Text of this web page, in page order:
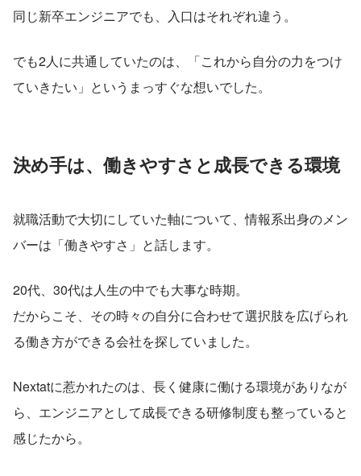
同じ新卒エンジニアでも、入口はそれぞれ違う。
でも2人に共通していたのは、「これから自分の力をつけ
ていきたい」というまっすぐな想いでした。
決め手は、働きやすさと成長できる環境
就職活動で大切にしていた軸について、情報系出身のメン
バーは「働きやすさ」と話します。
20代、30代は人生の中でも大事な時期。
だからこそ、その時々の自分に合わせて選択肢を広げられ
る働き方ができる会社を探していました。
Nextatに惹かれたのは、長く健康に働ける環境がありなが
ら、エンジニアとして成長できる研修制度も整っていると
感じたから。